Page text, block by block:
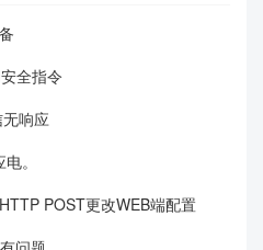
全指令
响应
。
POST更改WEB端配置